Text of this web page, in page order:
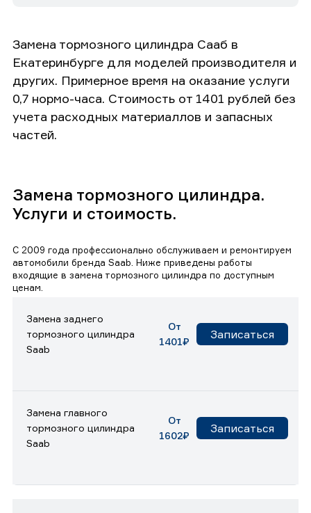
Замена тормозного цилиндра Сааб в
Екатеринбурге для моделей производителя и
других. Примерное время на оказание услуги
0,7 нормо-часа. Стоимость от 1401 рублей без
учета расходных материаллов и запасных
частей.
Замена тормозного цилиндра.
Услуги и стоимость.
С 2009 года профессионально обслуживаем и ремонтируем
автомобили бренда Saab. Ниже приведены работы
входящие в замена тормозного цилиндра по доступным
ценам.
Замена заднего
тормозного цилиндра
Saab
От
1401₽
Записаться
Замена главного
тормозного цилиндра
Saab
От
1602₽
Записаться